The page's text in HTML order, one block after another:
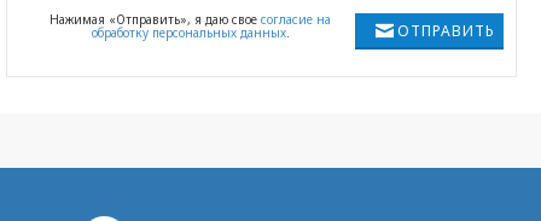
ОТПРАВИТЬ
Нажимая «Отправить», я даю свое согласие на
обработку персональных данных.